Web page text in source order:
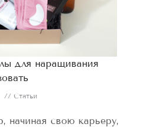
для наращивания
// Статьи
начиная свою карьеру,